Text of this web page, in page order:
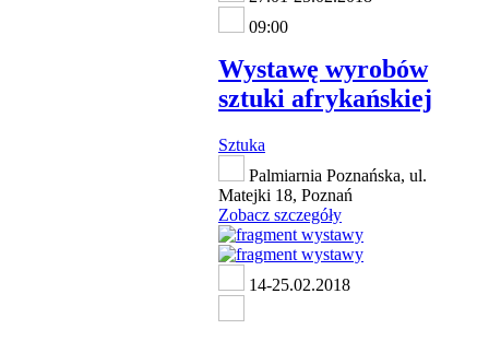
09:00
Wystawę wyrobów
sztuki afrykańskiej
Sztuka
Palmiarnia Poznańska, ul.
Matejki 18, Poznań
Zobacz szczegóły
14-25.02.2018